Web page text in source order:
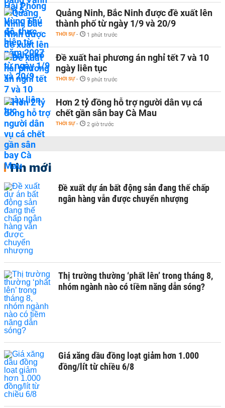
Quảng Ninh, Bắc Ninh được đề xuất lên
thành phố từ ngày 1/9 và 20/9
THỜI SỰ - 1 phút trước
Đề xuất hai phương án nghỉ tết 7 và 10
ngày liên tục
THỜI SỰ - 9 phút trước
Hơn 2 tỷ đồng hỗ trợ người dân vụ cá
chết gần sân bay Cà Mau
THỜI SỰ - 2 giờ trước
Tin mới
Đề xuất dự án bất động sản đang thế chấp
ngân hàng vẫn được chuyển nhượng
Thị trường thường ‘phất lên’ trong tháng 8,
nhóm ngành nào có tiềm năng dẫn sóng?
Giá xăng dầu đồng loạt giảm hơn 1.000
đồng/lít từ chiều 6/8